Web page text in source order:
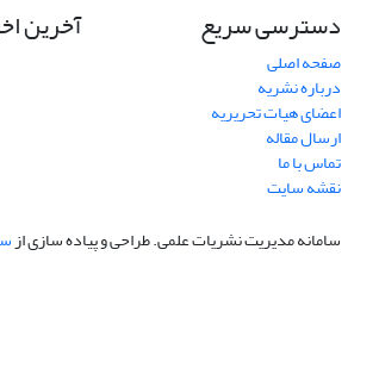
دسترسی سریع
صفحه اصلی
درباره نشریه
اعضای هیات تحریریه
ارسال مقاله
تماس با ما
نقشه سایت
آخرین
سامانه مدیریت نشریات علمی.طراحی و پیاده سازی از